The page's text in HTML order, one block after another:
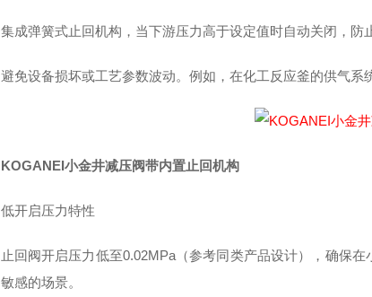
集成弹簧式止回机构，当下游压力高于设定值时自动关闭，防
避免设备损坏或工艺参数波动。例如，在化工反应釜的供气系
KOGANEI小金井减压阀带内置止回机构
低开启压力特性
止回阀开启压力低至0.02MPa（参考同类产品设计），确保
敏感的场景。